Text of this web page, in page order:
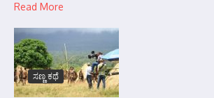
Read More
ಸಣ್ಣ ಕಥೆ